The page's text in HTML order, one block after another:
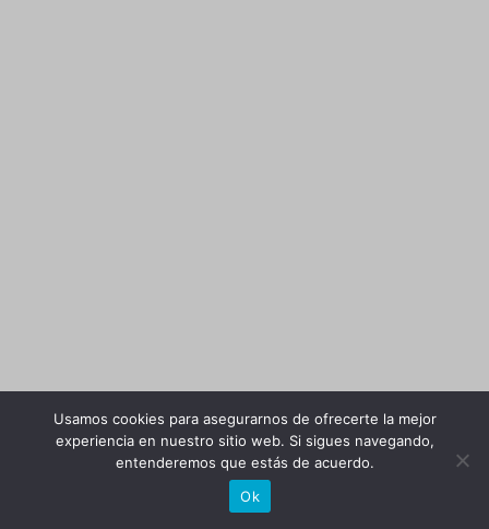
Usamos cookies para asegurarnos de ofrecerte la mejor
experiencia en nuestro sitio web. Si sigues navegando,
entenderemos que estás de acuerdo.
Ok